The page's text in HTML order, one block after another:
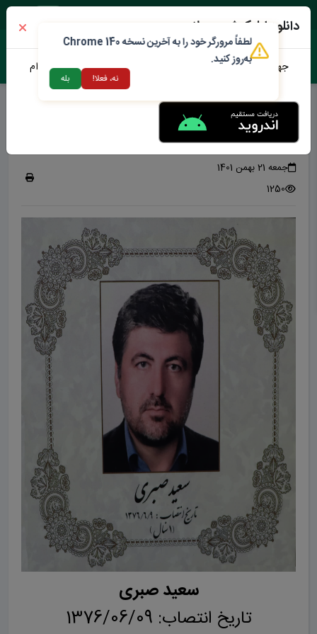
شهردار اسبق
شهردار سابق سعید صبری
جمعه 21 بهمن 1401
1250
سعید صبری
تاریخ انتصاب: 1376/06/09
دانلود اپلیکیشن محلات من
جهت دانلود نرم افزار محلات من می توانید از طریق لینک زیر اقدام
لطفاً مرورگر خود را به آخرین نسخه Chrome 140
به‌روز کنید.
نه، فعلا! بله